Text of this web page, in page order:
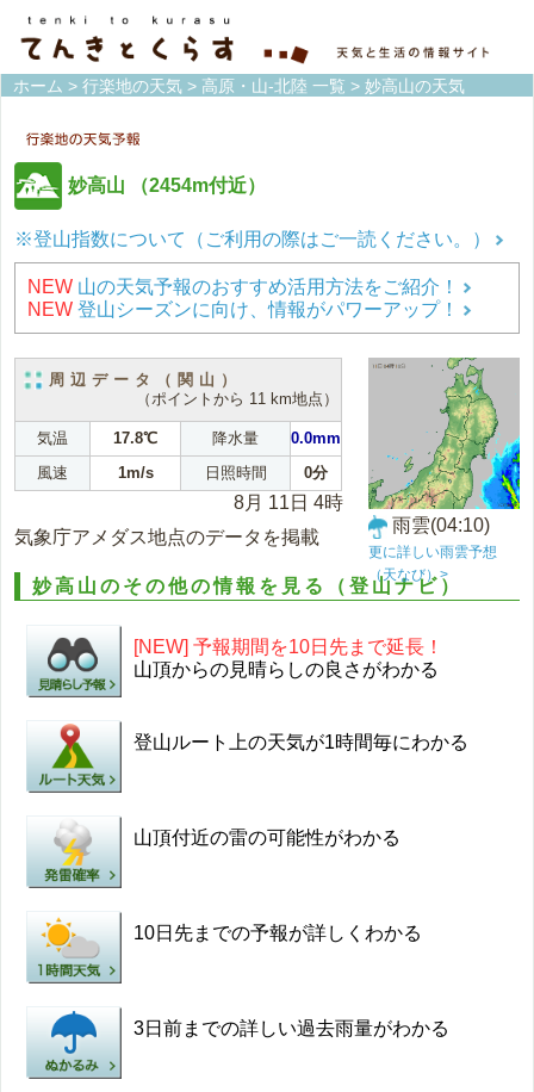
ホーム > 行楽地の天気 > 高原・山-北陸 一覧 > 妙高山の天気
妙高山 （2454m付近）
※登山指数について（ご利用の際はご一読ください。）
NEW 山の天気予報のおすすめ活用方法をご紹介！
NEW 登山シーズンに向け、情報がパワーアップ！
周辺データ（関山）
（ポイントから 11 km地点）
気温 17.8℃ 降水量
0.0mm
風速
1m/s 日照時間 0分
8月 11日 4時
気象庁アメダス地点のデータを掲載
雨雲(04:10)
更に詳しい雨雲予想
（天なび）>
妙高山のその他の情報を見る（登山ナビ）
[NEW] 予報期間を10日先まで延長！
山頂からの見晴らしの良さがわかる
登山ルート上の天気が1時間毎にわかる
山頂付近の雷の可能性がわかる
10日先までの予報が詳しくわかる
3日前までの詳しい過去雨量がわかる